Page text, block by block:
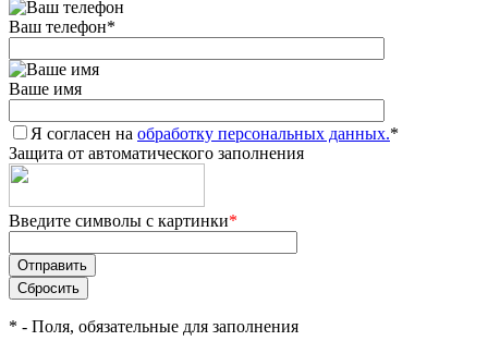
Ваш телефон*
Ваше имя
Я согласен на обработку персональных данных.*
Защита от автоматического заполнения
Введите символы с картинки*
* - Поля, обязательные для заполнения